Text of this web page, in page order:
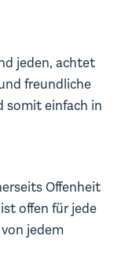
jeden, achtet
freundliche
somit einfach in
Offenheit
offen für jede
jedem